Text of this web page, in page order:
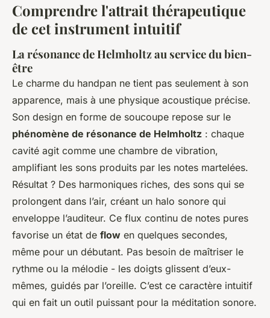
Comprendre l'attrait thérapeutique
de cet instrument intuitif
La résonance de Helmholtz au service du bien-
être
Le charme du handpan ne tient pas seulement à son
apparence, mais à une physique acoustique précise.
Son design en forme de soucoupe repose sur le
phénomène de résonance de Helmholtz : chaque
cavité agit comme une chambre de vibration,
amplifiant les sons produits par les notes martelées.
Résultat ? Des harmoniques riches, des sons qui se
prolongent dans l’air, créant un halo sonore qui
enveloppe l’auditeur. Ce flux continu de notes pures
favorise un état de flow en quelques secondes,
même pour un débutant. Pas besoin de maîtriser le
rythme ou la mélodie - les doigts glissent d’eux-
mêmes, guidés par l’oreille. C’est ce caractère intuitif
qui en fait un outil puissant pour la méditation sonore.